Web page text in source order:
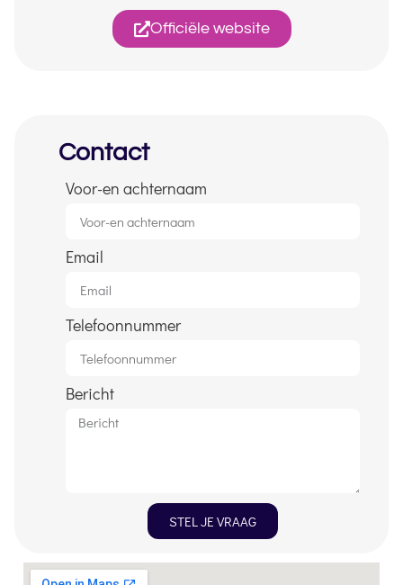
Officiële website
Contact
Voor-en achternaam
Email
Telefoonnummer
Bericht
STEL JE VRAAG